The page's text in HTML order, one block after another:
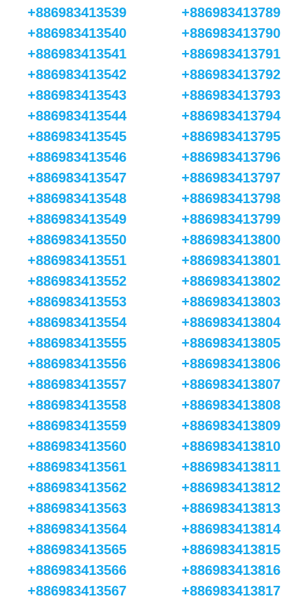
+886983413539
+886983413540
+886983413541
+886983413542
+886983413543
+886983413544
+886983413545
+886983413546
+886983413547
+886983413548
+886983413549
+886983413550
+886983413551
+886983413552
+886983413553
+886983413554
+886983413555
+886983413556
+886983413557
+886983413558
+886983413559
+886983413560
+886983413561
+886983413562
+886983413563
+886983413564
+886983413565
+886983413566
+886983413567
+886983413789
+886983413790
+886983413791
+886983413792
+886983413793
+886983413794
+886983413795
+886983413796
+886983413797
+886983413798
+886983413799
+886983413800
+886983413801
+886983413802
+886983413803
+886983413804
+886983413805
+886983413806
+886983413807
+886983413808
+886983413809
+886983413810
+886983413811
+886983413812
+886983413813
+886983413814
+886983413815
+886983413816
+886983413817